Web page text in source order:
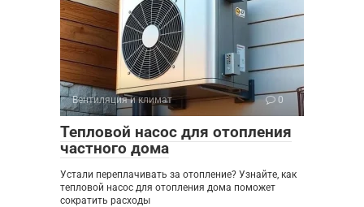
Вентиляция и климат 0
Тепловой насос для отопления
частного дома
Устали переплачивать за отопление? Узнайте, как
тепловой насос для отопления дома поможет
сократить расходы